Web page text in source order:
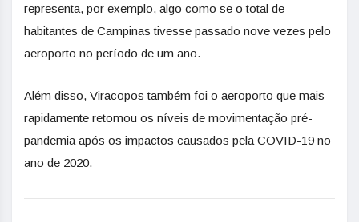
representa, por exemplo, algo como se o total de
habitantes de Campinas tivesse passado nove vezes pelo
aeroporto no período de um ano.
Além disso, Viracopos também foi o aeroporto que mais
rapidamente retomou os níveis de movimentação pré-
pandemia após os impactos causados pela COVID-19 no
ano de 2020.